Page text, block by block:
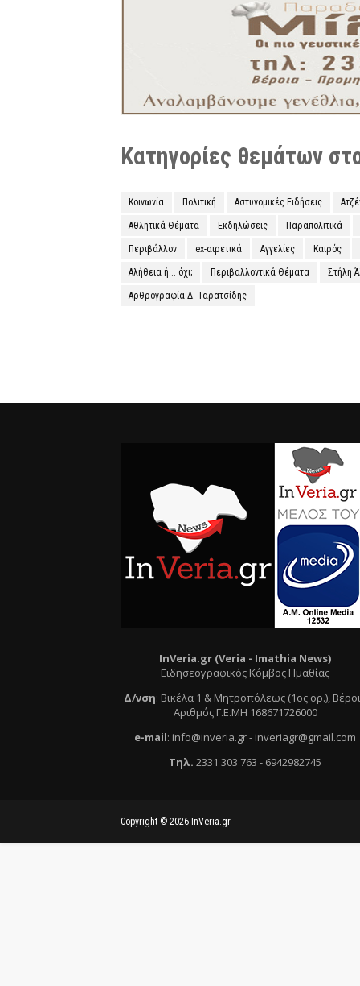
Κατηγορίες θεμάτων
Κοινωνία Πολιτική Αστυνομικές Ειδήσεις
Αθλητικά Θέματα Εκδηλώσεις Παραπολιτικά
Περιβάλλον ex-αιρετικά Αγγελίες Καιρός
Αλήθεια ή... όχι; Περιβαλλοντικά Θέματα Στήλη
Αρθρογραφία Δ. Ταρατσίδης
InVeria.gr (Veria - Ιmathia News)
Ειδησεογραφικός Κόμβος Ημαθίας
Δ/νση: Βικέλα 1 & Μητροπόλεως (1ος ορ.),
Αριθμός Γ.Ε.ΜΗ 168671726000
e-mail: info@inveria.gr- inveriagr@gmail.com
Τηλ. 2331 303 763 - 6942982745
Copyright © 2026 InVeria.gr